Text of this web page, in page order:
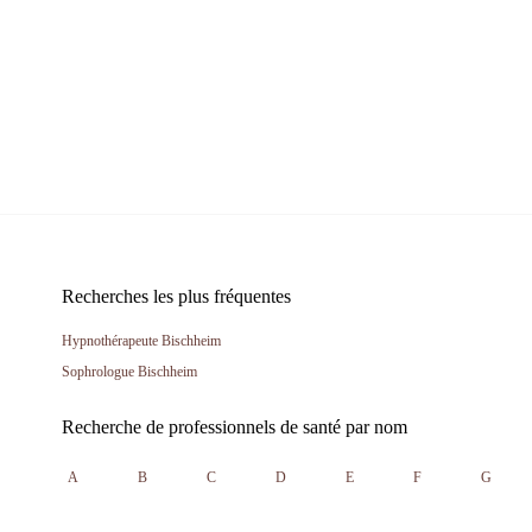
Recherches les plus fréquentes
Hypnothérapeute Bischheim
Sophrologue Bischheim
Recherche de professionnels de santé par nom
A B C D E F G